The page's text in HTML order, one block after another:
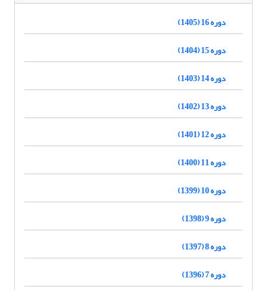
دوره 16 (1405)
دوره 15 (1404)
دوره 14 (1403)
دوره 13 (1402)
دوره 12 (1401)
دوره 11 (1400)
دوره 10 (1399)
دوره 9 (1398)
دوره 8 (1397)
دوره 7 (1396)